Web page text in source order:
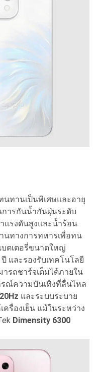
นทานเป็นพิเศษและอายุ
การกันน้ำกันฝุ่นระดับ
รงดันสูงและน้ำร้อน
นทางการทหารเพื่อทน
ตเตอรี่ขนาดใหญ่
และรองรับเทคโนโลยี
ารถชาร์จเต็มได้ภายใน
ณ์ความบันเทิงที่ลื่นไหล
และระบบระบาย
ครื่องเย็น แม้ในระหว่าง
Dimensity 6300